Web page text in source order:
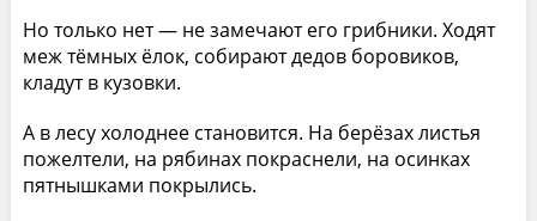
Но только нет — не замечают его грибники. Ходят
меж тёмных ёлок, собирают дедов боровиков,
кладут в кузовки.
А в лесу холоднее становится. На берёзах листья
пожелтели, на рябинах покраснели, на осинках
пятнышками покрылись.